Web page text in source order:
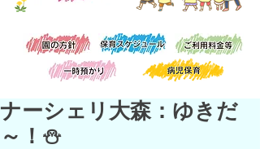
ナーシェリ大森：ゆきだ
～！⛄